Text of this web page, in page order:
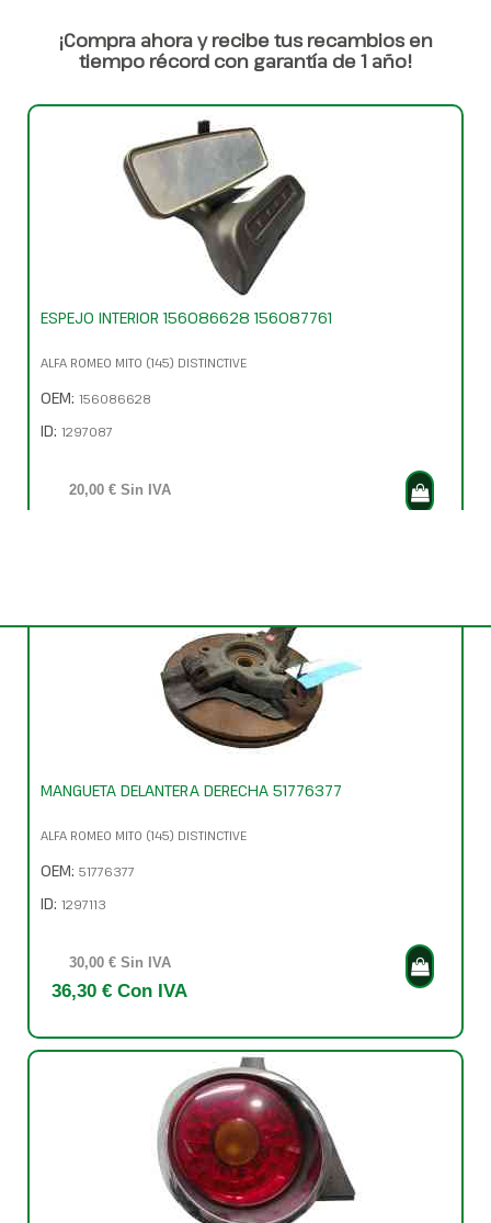
¡Compra ahora y recibe tus recambios en
tiempo récord con garantía de 1 año!
ESPEJO INTERIOR 156086628 156087761
ALFA ROMEO MITO (145) DISTINCTIVE
OEM: 156086628
ID: 1297087
20,00 € Sin IVA
MANGUETA DELANTERA DERECHA 51776377
ALFA ROMEO MITO (145) DISTINCTIVE
OEM: 51776377
ID: 1297113
30,00 € Sin IVA
36,30 € Con IVA